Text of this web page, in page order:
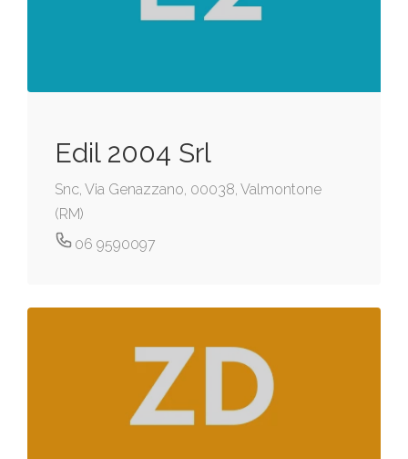
Edil 2004 Srl
Snc, Via Genazzano, 00038, Valmontone
(RM)
06 9590097